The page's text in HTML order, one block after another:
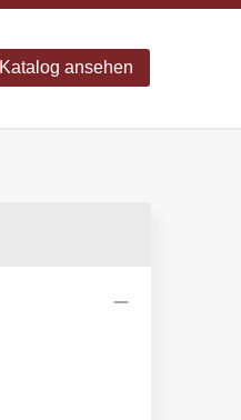
Katalog ansehen